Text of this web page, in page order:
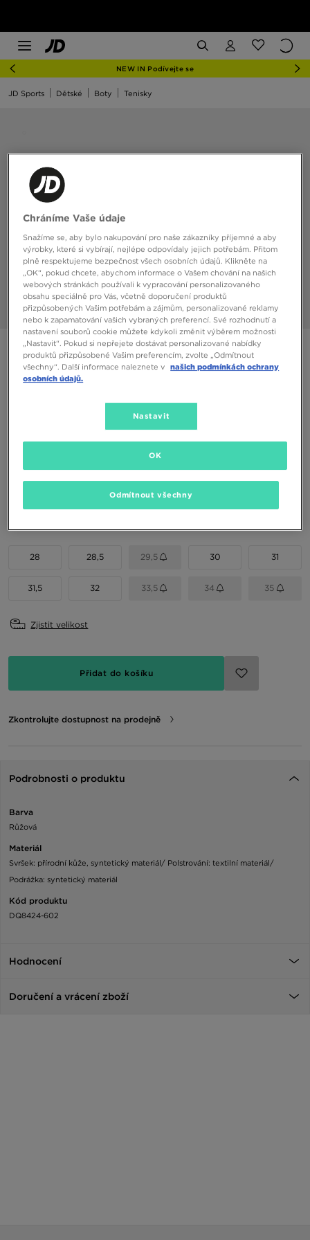
NEW IN Podívejte se
JD Sports Dětské Boty Tenisky
JORDAN AIR 1 MID BG
1390 Kč
(Nejnižší cena za posledních 30 dní)
28 28,5 29,5 30 31
31,5 32 33,5 34 35
Zjistit velikost
Přidat do košíku
Zkontrolujte dostupnost na prodejně
Podrobnosti o produktu
Barva
Růžová
Materiál
Svršek: přírodní kůže, syntetický materiál/ Polstrování: textilní materiál/
Podrážka: syntetický materiál
Kód produktu
DQ8424-602
Hodnocení
Doručení a vrácení zboží
Chráníme Vaše údaje
Snažíme se, aby bylo nakupování pro naše zákazníky příjemné a aby
výrobky, které si vybírají, nejlépe odpovídaly jejich potřebám. Přitom
plně respektujeme bezpečnost všech osobních údajů. Klikněte na
„OK“, pokud chcete, abychom informace o Vašem chování na našich
webových stránkách používali k vypracování personalizovaného
obsahu speciálně pro Vás, včetně doporučení produktů
přizpůsobených Vašim potřebám a zájmům, personalizované reklamy
nebo k zapamatování vašich vybraných preferencí. Své rozhodnutí a
nastavení souborů cookie můžete kdykoli změnit výběrem možnosti
„Nastavit“. Pokud si nepřejete dostávat personalizované nabídky
produktů přizpůsobené Vašim preferencím, zvolte „Odmítnout
všechny“. Další informace naleznete v našich podmínkách ochrany
osobních údajů.
Nastavit
Odmítnout všechny
OK